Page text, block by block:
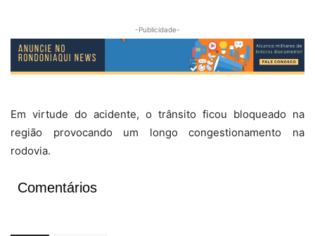
-Publicidade-
Em virtude do acidente, o trânsito ficou bloqueado na
região provocando um longo congestionamento na
rodovia.
Comentários